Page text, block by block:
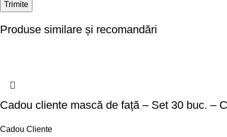
Produse similare și recomandări
Cadou cliente mască de față – Set 30 buc. –
Cadou Cliente